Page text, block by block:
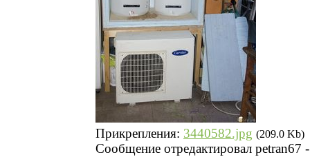
Прикрепления: 3440582.jpg (209.0 Kb)
Сообщение отредактировал petran67